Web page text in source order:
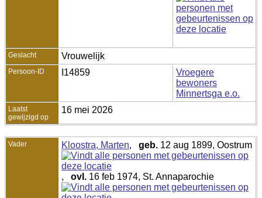
Geslacht Vrouwelijk
Persoon-ID I14859
Vroegere
bewoners
Minnertsga e.o.
Laatst
gewijzigd op
16 mei 2026
Vader Kloostra, Marten, geb. 12 aug 1899, Oostrum
, ovl. 16 feb 1974, St. Annaparochie